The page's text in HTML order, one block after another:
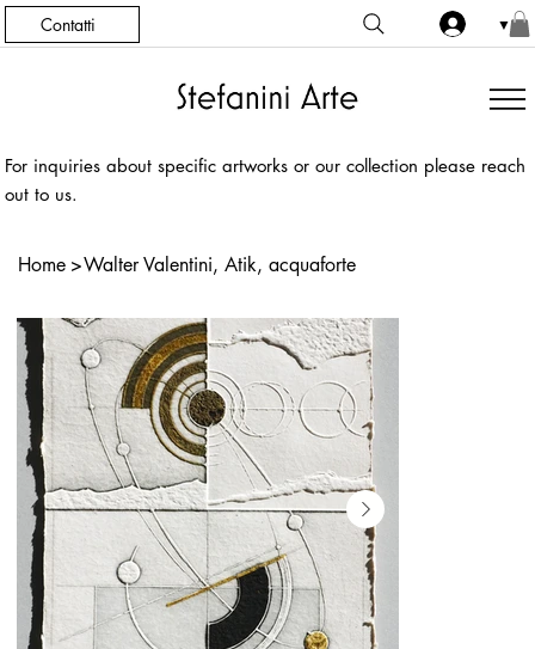
Contatti ▼
For inquiries about specific artworks or our collection please reach
out to us.
Home >Walter Valentini, Atik, acquaforte